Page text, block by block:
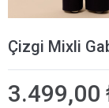
Çizgi Mixli
3.499,00